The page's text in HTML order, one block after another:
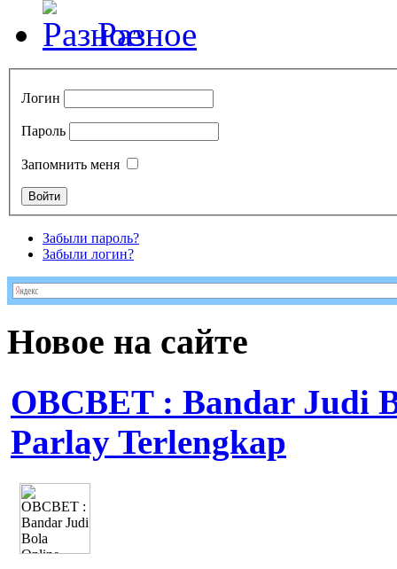
Разное
Логин
Пароль
Запомнить меня
Забыли пароль?
Забыли логин?
Новое на сайте
OBCBET : Bandar Judi
Parlay Terlengkap